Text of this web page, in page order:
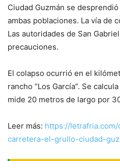
Ciudad Guzmán se
ambas poblaciones. La vía de
Las autoridades de San
precauciones.
El colapso ocurrió en el
rancho “Los García”. Se
mide 20 metros de largo por
Leer más: https://
carretera-el-grullo-ciudad-